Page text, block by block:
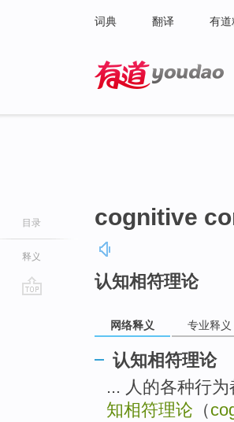
词典 翻译 有道
目录
释义
cognitive
认知相符理论
网络释义 专业释义
认知相符理论
... 人的各种行
知相符理论 （